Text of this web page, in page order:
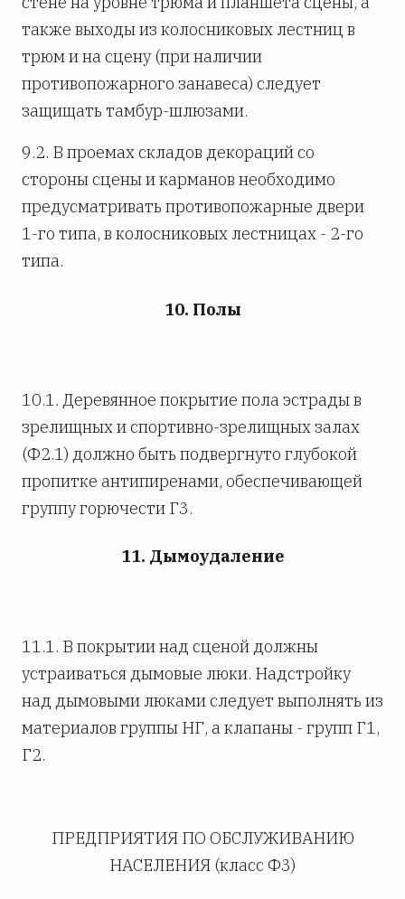
также выходы из колосниковых лестниц в
трюм и на сцену (при наличии
противопожарного занавеса) следует
защищать тамбур-шлюзами.
9.2. В проемах складов декораций со
стороны сцены и карманов необходимо
предусматривать противопожарные двери
1-го типа, в колосниковых лестницах - 2-го
типа.
10. Полы
10.1. Деревянное покрытие пола эстрады в
зрелищных и спортивно-зрелищных залах
(Ф2.1) должно быть подвергнуто глубокой
пропитке антипиренами, обеспечивающей
группу горючести Г3.
11. Дымоудаление
11.1. В покрытии над сценой должны
устраиваться дымовые люки. Надстройку
над дымовыми люками следует выполнять из
материалов группы НГ, а клапаны - групп Г1,
Г2.
ПРЕДПРИЯТИЯ ПО ОБСЛУЖИВАНИЮ
НАСЕЛЕНИЯ (класс Ф3)